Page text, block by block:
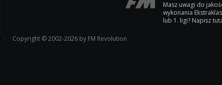
Masz uwagi do
wykonania
lub 1. ligi? Napisz
Copyright © 2002-2026 by FM Revolution